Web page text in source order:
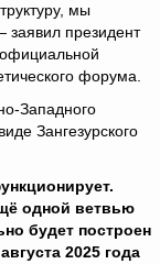
мы
президент
официальной
форума.
Западного
Зангезурского
одной ветвью
будет построен
2025 года